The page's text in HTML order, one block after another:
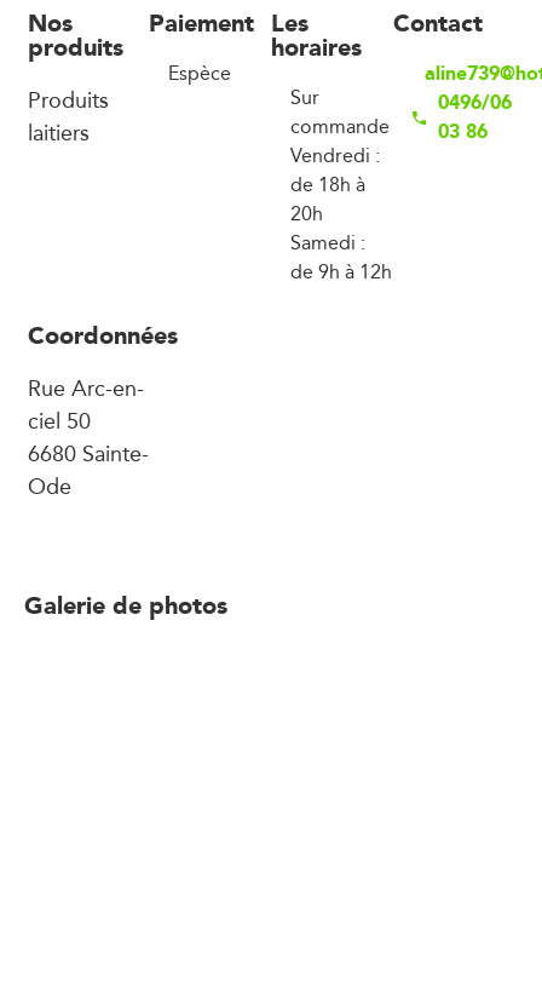
Nos
produits
Produits
laitiers
Paiement
Espèce
Les
horaires
Sur
commande
Vendredi :
de 18h à
20h
Samedi :
de 9h à 12h
Contact
0496/06
03 86
Coordonnées
Rue Arc-en-
ciel 50
6680 Sainte-
Ode
Galerie de photos